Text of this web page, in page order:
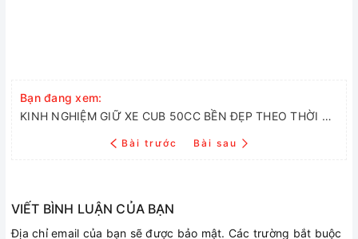
Bạn đang xem:
KINH NGHIỆM GIỮ XE CUB 50CC BỀN ĐẸP THEO THỜI GIAN
Bài trước Bài sau
VIẾT BÌNH LUẬN CỦA BẠN
Địa chỉ email của bạn sẽ được bảo mật. Các trường bắt buộc